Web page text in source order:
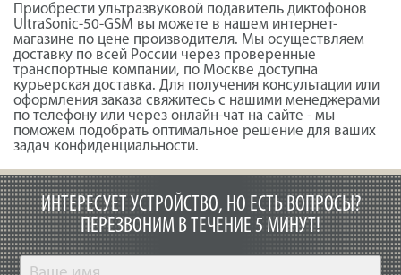
Приобрести ультразвуковой подавитель диктофонов
UltraSonic-50-GSM вы можете в нашем интернет-
магазине по цене производителя. Мы осуществляем
доставку по всей России через проверенные
транспортные компании, по Москве доступна
курьерская доставка. Для получения консультации или
оформления заказа свяжитесь с нашими менеджерами
по телефону или через онлайн-чат на сайте - мы
поможем подобрать оптимальное решение для ваших
задач конфиденциальности.
ИНТЕРЕСУЕТ УСТРОЙСТВО, НО ЕСТЬ ВОПРОСЫ?
ПЕРЕЗВОНИМ В ТЕЧЕНИЕ 5 МИНУТ!